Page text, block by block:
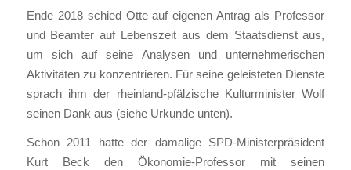
Ende 2018 schied Otte auf eigenen Antrag als Professor
und Beamter auf Lebenszeit aus dem Staatsdienst aus,
um sich auf seine Analysen und unternehmerischen
Aktivitäten zu konzentrieren. Für seine geleisteten Dienste
sprach ihm der rheinland-pfälzische Kulturminister Wolf
seinen Dank aus (siehe Urkunde unten).
Schon 2011 hatte der damalige SPD-Ministerpräsident
Kurt Beck den Ökonomie-Professor mit seinen